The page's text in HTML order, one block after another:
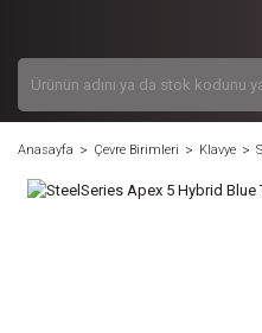
Anasayfa Çevre Birimleri Klavye